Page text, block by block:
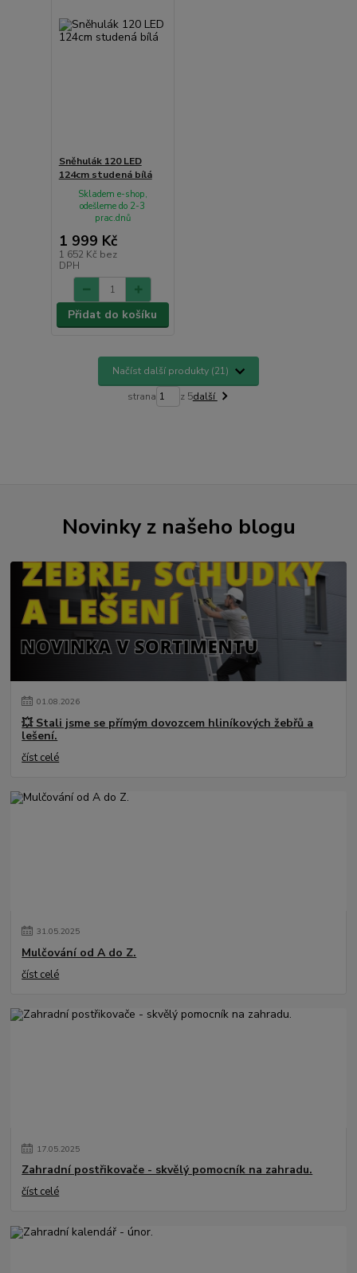
Sněhulák 120 LED
124cm studená bílá
1 999 Kč
1 652 Kč bez
DPH
Skladem e-shop,
odešleme do 2-3
prac.dnů
Přidat do košíku
Načíst další produkty (21)
strana z 5další
Novinky z našeho blogu
01.08.2026
💥 Stali jsme se přímým dovozcem hliníkových žebřů a
lešení.
číst celé
31.05.2025
Mulčování od A do Z.
číst celé
17.05.2025
Zahradní postřikovače - skvělý pomocník na zahradu.
číst celé